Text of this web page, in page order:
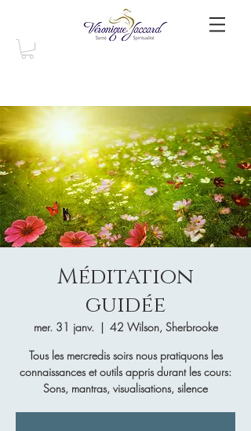
Méditation
guidée
mer. 31 janv.
  |
42 Wilson, Sherbrooke
Tous les mercredis soirs nous pratiquons les
connaissances et outils appris durant les cours:
Sons, mantras, visualisations, silence